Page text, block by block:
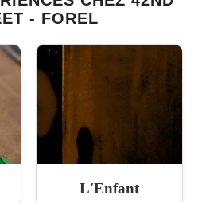
- FOREL
L'Enfant